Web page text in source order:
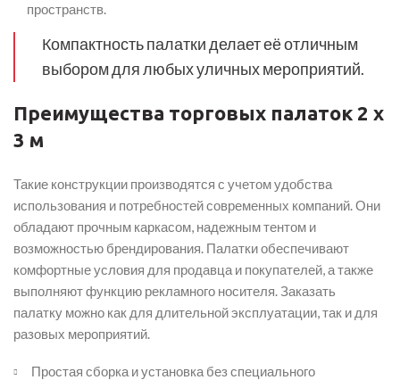
пространств.
Компактность палатки делает её отличным
выбором для любых уличных мероприятий.
Преимущества торговых палаток 2 х
3 м
Такие конструкции производятся с учетом удобства
использования и потребностей современных компаний. Они
обладают прочным каркасом, надежным тентом и
возможностью брендирования. Палатки обеспечивают
комфортные условия для продавца и покупателей, а также
выполняют функцию рекламного носителя. Заказать
палатку можно как для длительной эксплуатации, так и для
разовых мероприятий.
Простая сборка и установка без специального